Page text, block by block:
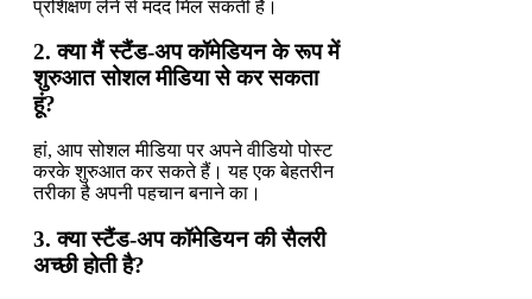
प्रशिक्षण लेने से मदद मिल सकती है।
2. क्या मैं स्टैंड-अप कॉमेडियन के रूप में
शुरुआत सोशल मीडिया से कर सकता
हूं?
हां, आप सोशल मीडिया पर अपने वीडियो पोस्ट
करके शुरुआत कर सकते हैं। यह एक बेहतरीन
तरीका है अपनी पहचान बनाने का।
3. क्या स्टैंड-अप कॉमेडियन की सैलरी
अच्छी होती है?